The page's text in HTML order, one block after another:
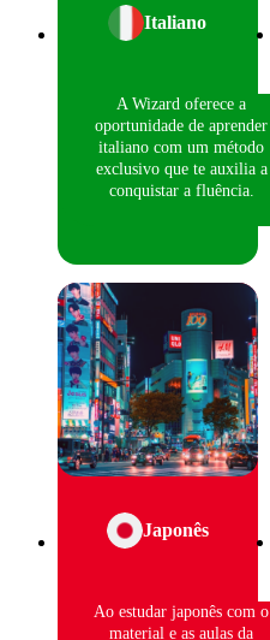
Italiano
A Wizard oferece a
oportunidade de aprender
italiano com um método
exclusivo que te auxilia a
conquistar a fluência.
Japonês
Ao estudar japonês com o
material e as aulas da